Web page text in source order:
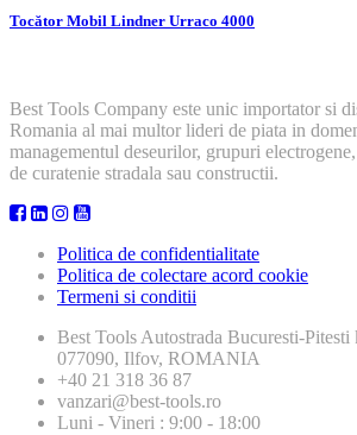
Tocător Mobil Lindner Urraco 4000
Best Tools Company este unic importator si
Romania al mai multor lideri de piata in
managementul deseurilor, grupuri
de curatenie stradala sau constructii.
Politica de confidentialitate
Politica de colectare acord cookie
Termeni si conditii
Best Tools Autostrada Bucuresti-
077090, Ilfov, ROMANIA
+40 21 318 36 87
vanzari@best-tools.ro
Luni - Vineri : 9:00 - 18:00